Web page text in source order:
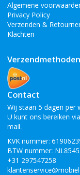
Algemene
Privacy Policy
Verzenden &
Klachten
Verzendmethoden
Contact
Wij staan 5 dagen per
U kunt ons bereiken
mail.
KVK nummer:
BTW nummer:
+31 297547258